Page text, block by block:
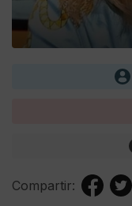
Compartir: